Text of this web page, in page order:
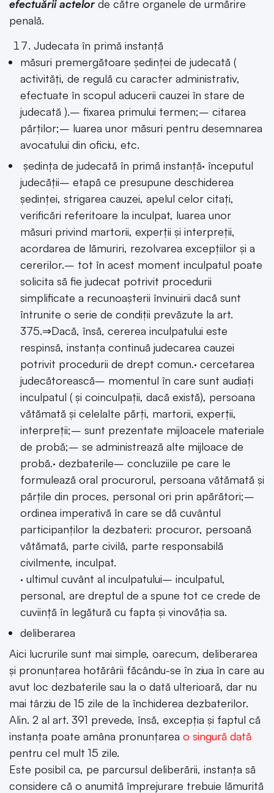
efectuării actelorde către organele de urmărire
penală.
Judecata în primă instanță
măsuri premergătoare ședinței de judecată (
activități, de regulă cu caracter administrativ,
efectuate în scopul aducerii cauzei în stare de
judecată ).– fixarea primului termen;– citarea
părților;– luarea unor măsuri pentru desemnarea
avocatului din oficiu, etc.
ședința de judecată în primă instanță· începutul
judecății– etapă ce presupune deschiderea
ședinței, strigarea cauzei, apelul celor citați,
verificări referitoare la inculpat, luarea unor
măsuri privind martorii, experții și interpreții,
acordarea de lămuriri, rezolvarea excepțiilor și a
cererilor.– tot în acest moment inculpatul poate
solicita să fie judecat potrivit procedurii
simplificate a recunoașterii învinuirii dacă sunt
întrunite o serie de condiții prevăzute la art.
375.⇒Dacă, însă, cererea inculpatului este
respinsă, instanța continuă judecarea cauzei
potrivit procedurii de drept comun.· cercetarea
judecătorească– momentul în care sunt audiați
inculpatul ( și coinculpații, dacă există), persoana
vătămată și celelalte părți, martorii, experții,
interpreții;– sunt prezentate mijloacele materiale
de probă;– se administrează alte mijloace de
probă.· dezbaterile– concluziile pe care le
formulează oral procurorul, persoana vătămată și
părțile din proces, personal ori prin apărători;–
ordinea imperativă în care se dă cuvântul
participanților la dezbateri: procuror, persoană
vătămată, parte civilă, parte responsabilă
civilmente, inculpat.
· ultimul cuvânt al inculpatului– inculpatul,
personal, are dreptul de a spune tot ce crede de
cuviință în legătură cu fapta și vinovăția sa.
deliberarea
Aici lucrurile sunt mai simple, oarecum, deliberarea
și pronunțarea hotărârii făcându-se în ziua în care au
avut loc dezbaterile sau la o dată ulterioară, dar nu
mai târziu de 15 zile de la închiderea dezbaterilor.
Alin. 2 al art. 391 prevede, însă, excepția și faptul că
instanța poate amâna pronunțarea o singură dată
pentru cel mult 15 zile.
Este posibil ca, pe parcursul deliberării, instanța să
considere că o anumită împrejurare trebuie lămurită